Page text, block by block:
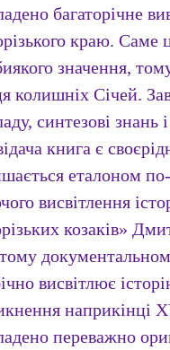
багаторічне
краю. Саме
значення,
колишніх Січей.
синтезові знань
книга є
еталоном
висвітлення
козаків»
висвітлює
наприкінці
переважно